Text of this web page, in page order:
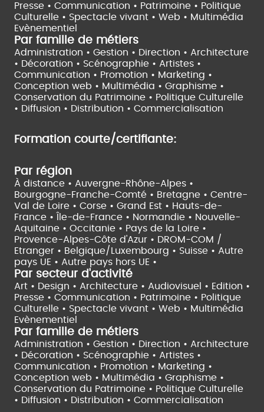
Presse • Communication • Patrimoine • Politique
Culturelle • Spectacle vivant • Web • Multimédia
Evènementiel
Par famille de métiers
Administration • Gestion • Direction • Architecture
• Décoration • Scénographie • Artistes •
Communication • Promotion • Marketing •
Conception web • Multimédia • Graphisme •
Conservation du Patrimoine • Politique Culturelle
• Diffusion • Distribution • Commercialisation
Formation courte/certifiante:
Par région
À distance • Auvergne-Rhône-Alpes •
Bourgogne-Franche-Comté • Bretagne • Centre-
Val de Loire • Corse • Grand Est • Hauts-de-
France • Île-de-France • Normandie • Nouvelle-
Aquitaine • Occitanie • Pays de la Loire •
Provence-Alpes-Côte d'Azur • DROM-COM /
Etranger • Belgique/Luxembourg • Suisse • Autre
pays UE • Autre pays hors UE •
Par secteur d'activité
Art • Design • Architecture • Audiovisuel • Edition •
Presse • Communication • Patrimoine • Politique
Culturelle • Spectacle vivant • Web • Multimédia
Evènementiel
Par famille de métiers
Administration • Gestion • Direction • Architecture
• Décoration • Scénographie • Artistes •
Communication • Promotion • Marketing •
Conception web • Multimédia • Graphisme •
Conservation du Patrimoine • Politique Culturelle
• Diffusion • Distribution • Commercialisation